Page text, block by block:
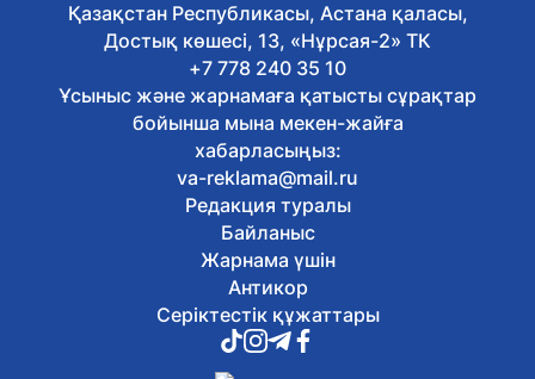
Қазақстан Республикасы, Астана қаласы,
Достық көшесі, 13, «Нұрсая-2» ТК
+7 778 240 35 10
Ұсыныс және жарнамаға қатысты сұрақтар
бойынша мына мекен-жайға
хабарласыңыз:
va-reklama@mail.ru
Редакция туралы
Байланыс
Жарнама үшін
Антикор
Серіктестік құжаттары